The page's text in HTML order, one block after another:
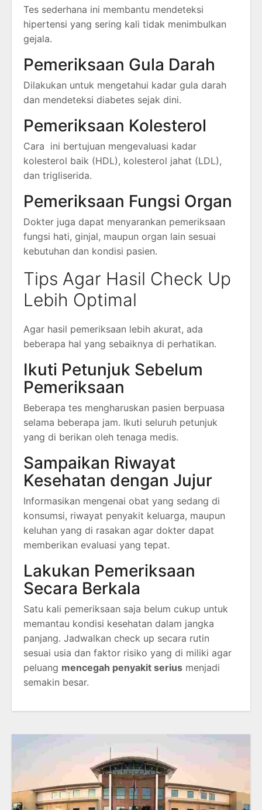
Tes sederhana ini membantu mendeteksi
hipertensi yang sering kali tidak menimbulkan
gejala.
Pemeriksaan Gula Darah
Dilakukan untuk mengetahui kadar gula darah
dan mendeteksi diabetes sejak dini.
Pemeriksaan Kolesterol
Cara ini bertujuan mengevaluasi kadar
kolesterol baik (HDL), kolesterol jahat (LDL),
dan trigliserida.
Pemeriksaan Fungsi Organ
Dokter juga dapat menyarankan pemeriksaan
fungsi hati, ginjal, maupun organ lain sesuai
kebutuhan dan kondisi pasien.
Tips Agar Hasil Check Up
Lebih Optimal
Agar hasil pemeriksaan lebih akurat, ada
beberapa hal yang sebaiknya di perhatikan.
Ikuti Petunjuk Sebelum
Pemeriksaan
Beberapa tes mengharuskan pasien berpuasa
selama beberapa jam. Ikuti seluruh petunjuk
yang di berikan oleh tenaga medis.
Sampaikan Riwayat
Kesehatan dengan Jujur
Informasikan mengenai obat yang sedang di
konsumsi, riwayat penyakit keluarga, maupun
keluhan yang di rasakan agar dokter dapat
memberikan evaluasi yang tepat.
Lakukan Pemeriksaan
Secara Berkala
Satu kali pemeriksaan saja belum cukup untuk
memantau kondisi kesehatan dalam jangka
panjang. Jadwalkan check up secara rutin
sesuai usia dan faktor risiko yang di miliki agar
peluang mencegah penyakit serius menjadi
semakin besar.